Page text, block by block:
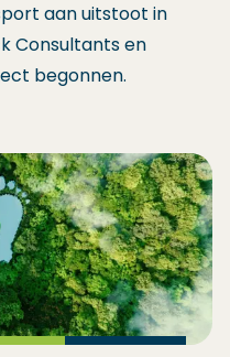
aan uitstoot in
Consultants en
begonnen.